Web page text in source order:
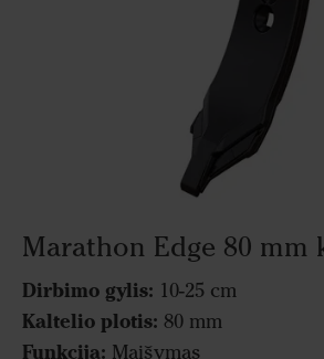
Marathon Edge 80 mm
Dirbimo gylis: 10-25 cm
Kaltelio plotis: 80 mm
Funkcija: Maišymas